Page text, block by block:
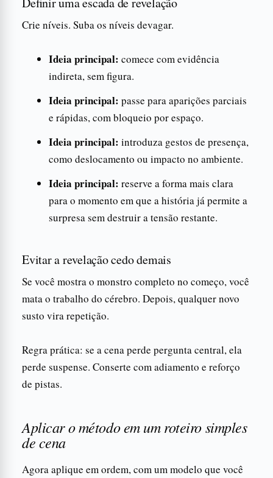
Crie níveis. Suba os níveis devagar.
Ideia principal: comece com evidência
indireta, sem figura.
Ideia principal: passe para aparições parciais
e rápidas, com bloqueio por espaço.
Ideia principal: introduza gestos de presença,
como deslocamento ou impacto no ambiente.
Ideia principal: reserve a forma mais clara
para o momento em que a história já permite a
surpresa sem destruir a tensão restante.
Evitar a revelação cedo demais
Se você mostra o monstro completo no começo, você
mata o trabalho do cérebro. Depois, qualquer novo
susto vira repetição.
Regra prática: se a cena perde pergunta central, ela
perde suspense. Conserte com adiamento e reforço
de pistas.
Aplicar o método em um roteiro simples
de cena
Agora aplique em ordem, com um modelo que você